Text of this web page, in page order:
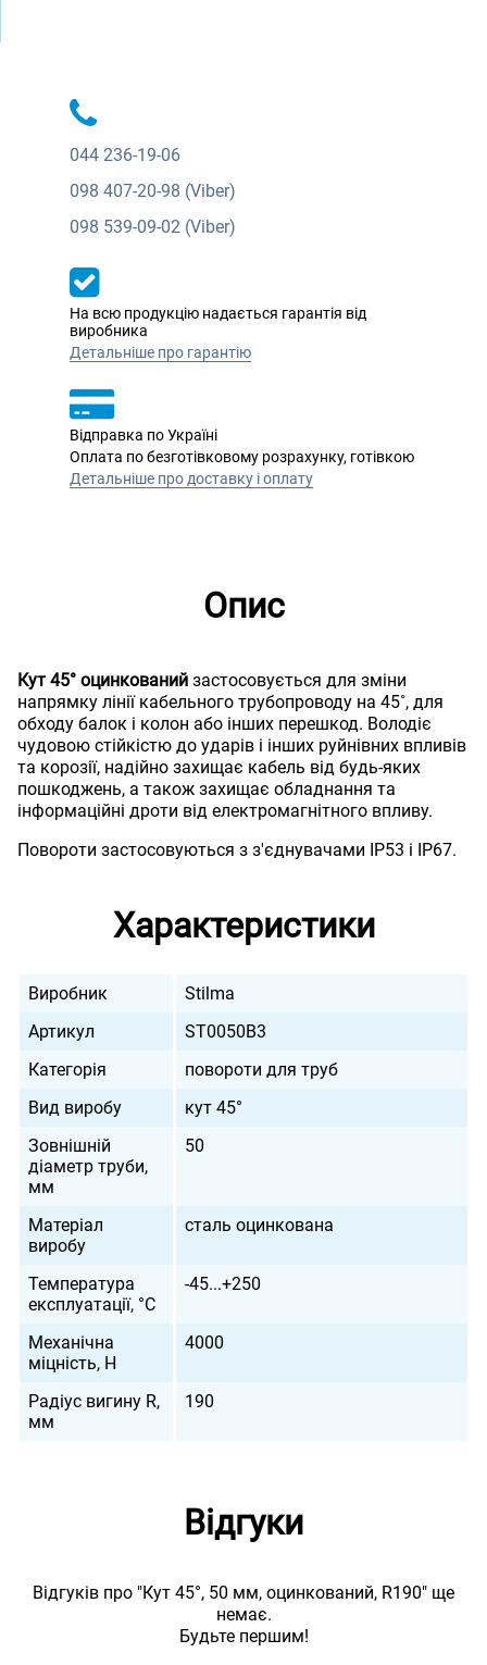
044 236-19-06
098 407-20-98 (Viber)
098 539-09-02 (Viber)
На всю продукцію надається гарантія від
виробника
Детальніше про гарантію
Відправка по Україні
Оплата по безготівковому розрахунку, готівкою
Детальніше про доставку і оплату
Опис
Кут 45° оцинкований застосовується для зміни
напрямку лінії кабельного трубопроводу на 45˚, для
обходу балок і колон або інших перешкод. Володіє
чудовою стійкістю до ударів і інших руйнівних впливів
та корозії, надійно захищає кабель від будь-яких
пошкоджень, а також захищає обладнання та
інформаційні дроти від електромагнітного впливу.
Повороти застосовуються з з'єднувачами IP53 і IP67.
Характеристики
Виробник
Stilma
Артикул
ST0050B3
Категорія
повороти для труб
Вид виробу
кут 45°
Зовнішній
діаметр труби,
мм
50
Матеріал
виробу
сталь оцинкована
Температура
експлуатації, °С
-45...+250
Механічна
міцність, Н
4000
Радіус вигину R,
мм
190
Відгуки
Відгуків про "Кут 45°, 50 мм, оцинкований, R190" ще
немає.
Будьте першим!